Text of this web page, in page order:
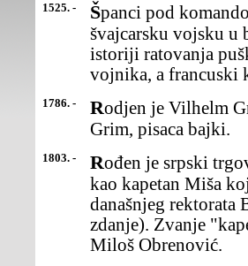
1525. - Španci pod komandom markiza od Peskare pobedili su francusko-
švajcarsku vojsku
istoriji ratovanja
vojnika, a francuski
1786. - Rodjen je Vilhelm Grim (Wilhelm Grimm), jedan od dvojice braće
Grim, pisaca bajki.
1803. - Rođen je srpski trgovac i brodovlasnik Miša Anastasijević, poznat
kao kapetan Miša
današnjeg rektorata
zdanje). Zvanje
Miloš Obrenović.